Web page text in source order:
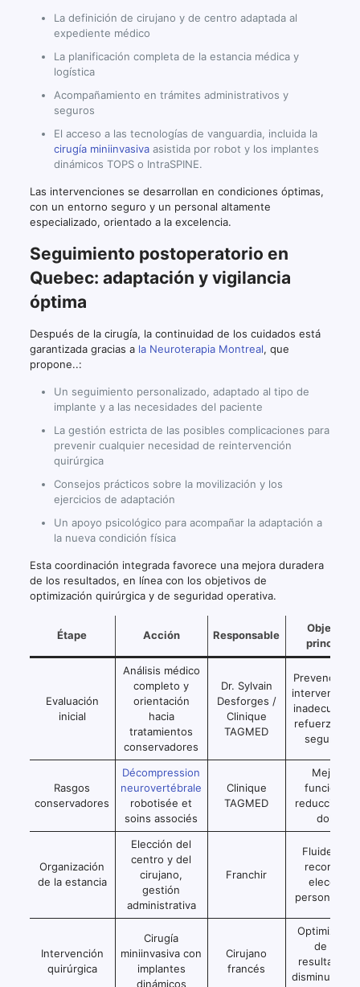
La definición de cirujano y de centro adaptada al
expediente médico
La planificación completa de la estancia médica y
logística
Acompañamiento en trámites administrativos y
seguros
El acceso a las tecnologías de vanguardia, incluida la
cirugía miniinvasivaasistida por robot y los implantes
dinámicos TOPS o IntraSPINE.
Las intervenciones se desarrollan en condiciones óptimas,
con un entorno seguro y un personal altamente
especializado, orientado a la excelencia.
Seguimiento postoperatorio en
Quebec: adaptación y vigilancia
óptima
Después de la cirugía, la continuidad de los cuidados está
garantizada gracias a la Neuroterapia Montreal, que
propone..:
Un seguimiento personalizado, adaptado al tipo de
implante y a las necesidades del paciente
La gestión estricta de las posibles complicaciones para
prevenir cualquier necesidad de reintervención
quirúrgica
Consejos prácticos sobre la movilización y los
ejercicios de adaptación
Un apoyo psicológico para acompañar la adaptación a
la nueva condición física
Esta coordinación integrada favorece una mejora duradera
de los resultados, en línea con los objetivos de
optimización quirúrgica y de seguridad operativa.
Étape Acción Responsable
Objetivo
principal
Evaluación
inicial
Análisis médico
completo y
orientación
hacia
tratamientos
conservadores
Dr. Sylvain
Desforges /
Clinique
TAGMED
Prevención
inadecuadas
refuerzo de
seguridad
Rasgos
conservadores
Décompression
neurovertébrale
robotisée et
soins associés
Clinique
TAGMED
Mejora
funcional,
reducción
dolor
Organización
de la estancia
Elección del
centro y del
cirujano,
gestión
administrativa
Franchir
Fluidez del
recorrido,
elección
Intervención
quirúrgica
Cirugía
miniinvasiva con
implantes
dinámicos
Cirujano
francés
de los
resultados y
disminución